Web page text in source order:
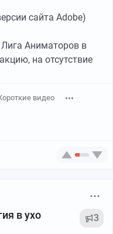
сайта Adobe)
Аниматоров в
на отсутствие
видео
в ухо
3